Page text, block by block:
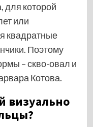
для которой
или
квадратные
Поэтому
– скво-овал и
Котова.
визуально